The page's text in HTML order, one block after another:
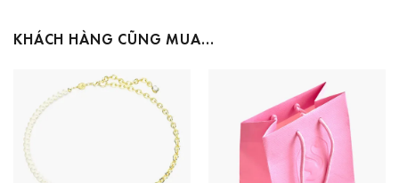
KHÁCH HÀNG CŨNG MUA…